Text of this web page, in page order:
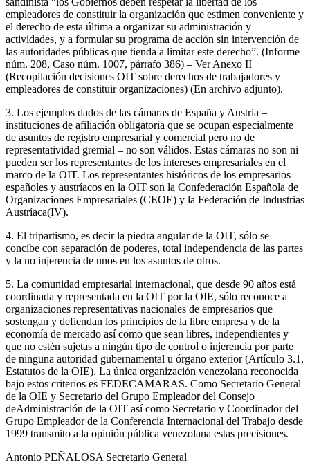
empleadores de constituir la organización que estimen conveniente y
el derecho de esta última a organizar su administración y
actividades, y a formular su programa de acción sin intervención de
las autoridades públicas que tienda a limitar este derecho”. (Informe
núm. 208, Caso núm. 1007, párrafo 386) – Ver Anexo II
(Recopilación decisiones OIT sobre derechos de trabajadores y
empleadores de constituir organizaciones) (En archivo adjunto).
3. Los ejemplos dados de las cámaras de España y Austria –
instituciones de afiliación obligatoria que se ocupan especialmente
de asuntos de registro empresarial y comercial pero no de
representatividad gremial – no son válidos. Estas cámaras no son ni
pueden ser los representantes de los intereses empresariales en el
marco de la OIT. Los representantes históricos de los empresarios
españoles y austríacos en la OIT son la Confederación Española de
Organizaciones Empresariales (CEOE) y la Federación de Industrias
Austríaca(IV).
4. El tripartismo, es decir la piedra angular de la OIT, sólo se
concibe con separación de poderes, total independencia de las partes
y la no injerencia de unos en los asuntos de otros.
5. La comunidad empresarial internacional, que desde 90 años está
coordinada y representada en la OIT por la OIE, sólo reconoce a
organizaciones representativas nacionales de empresarios que
sostengan y defiendan los principios de la libre empresa y de la
economía de mercado así como que sean libres, independientes y
que no estén sujetas a ningún tipo de control o injerencia por parte
de ninguna autoridad gubernamental u órgano exterior (Artículo 3.1,
Estatutos de la OIE). La única organización venezolana reconocida
bajo estos criterios es FEDECAMARAS. Como Secretario General
de la OIE y Secretario del Grupo Empleador del Consejo
deAdministración de la OIT así como Secretario y Coordinador del
Grupo Empleador de la Conferencia Internacional del Trabajo desde
1999 transmito a la opinión pública venezolana estas precisiones.
Antonio PEÑALOSA Secretario General